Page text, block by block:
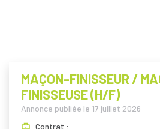
MAÇON-FINISSEUR /
FINISSEUSE (H/F)
Annonce publiée le 17 juillet 2026
Contrat :